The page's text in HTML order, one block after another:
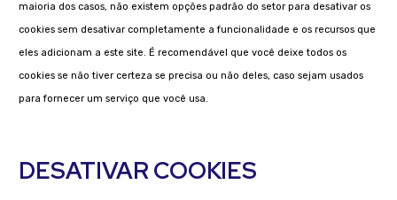
maioria dos casos, não existem opções padrão do setor para desativar os
cookies sem desativar completamente a funcionalidade e os recursos que
eles adicionam a este site. É recomendável que você deixe todos os
cookies se não tiver certeza se precisa ou não deles, caso sejam usados ​​
para fornecer um serviço que você usa.
DESATIVAR COOKIES